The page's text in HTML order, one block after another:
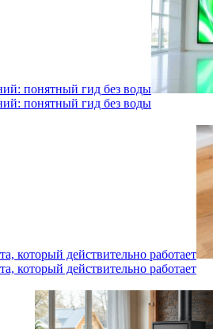
понятный гид без воды
понятный гид без воды
который действительно работает
который действительно работает